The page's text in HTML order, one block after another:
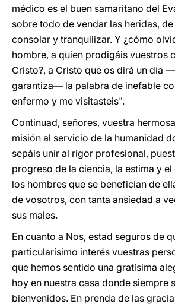
médico es el buen samaritano del
sobre todo de vendar las heridas,
consolar y tranquilizar. Y ¿cómo
hombre, a quien prodigáis vuestros
Cristo?, a Cristo que os dirá un día
garantiza— la palabra de inefable
enfermo y me visitasteis".
Continuad, señores, vuestra
misión al servicio de la humanidad
sepáis unir al rigor profesional,
progreso de la ciencia, la estima y
los hombres que se benefician de
de vosotros, con tanta ansiedad a
sus males.
En cuanto a Nos, estad seguros de
particularísimo interés vuestras
que hemos sentido una gratísima
hoy en nuestra casa donde siempre
bienvenidos. En prenda de las